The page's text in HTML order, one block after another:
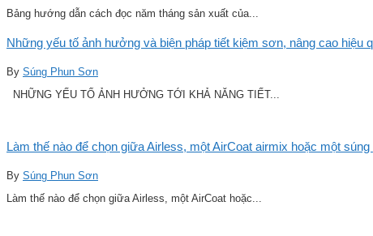
Bảng hướng dẫn cách đọc năm tháng sản xuất của...
Những yếu tố ảnh hưởng và biện pháp tiết kiệm sơn, nâng cao hiệu
By Súng Phun Sơn
NHỮNG YẾU TỐ ẢNH HƯỞNG TỚI KHẢ NĂNG TIẾT...
Làm thế nào để chọn giữa Airless, một AirCoat airmix hoặc một
By Súng Phun Sơn
Làm thế nào để chọn giữa Airless, một AirCoat hoặc...